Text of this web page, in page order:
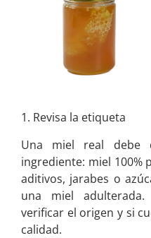
1. Revisa la etiqueta
Una miel real debe
ingrediente: miel 100%
aditivos, jarabes o
una miel
verificar el origen y si
calidad.